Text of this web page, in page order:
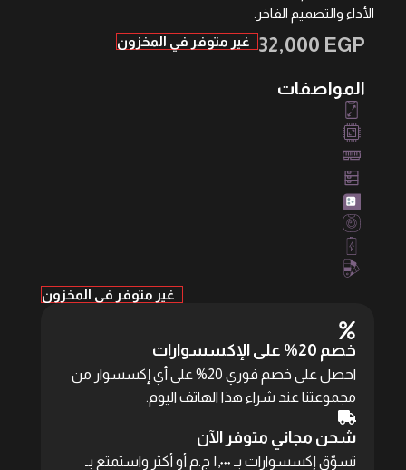
الأداء والتصميم الفاخر.
32,000 EGP غير متوفر في المخزون
المواصفات
غير متوفر في المخزون
خصم 20% على الإكسسوارات
احصل على خصم فوري 20% على أي إكسسوار من
مجموعتنا عند شراء هذا الهاتف اليوم.
شحن مجاني متوفر الآن
تسوّق إكسسوارات بـ ١,٠٠٠ ج.م أو أكثر واستمتع بـ